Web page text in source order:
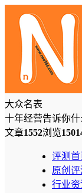
大众名表
十年经营告诉你
文章1552浏览
评测首
原创评
行业资